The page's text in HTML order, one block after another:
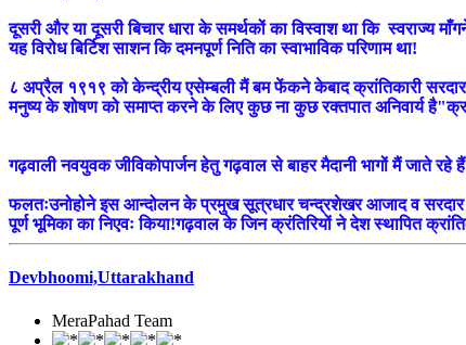
दूसरी और या दूसरी बिचार धारा के समर्थकों का विस्वाश था कि स्वराज्य
यह विरोध बिर्टिश साशन कि दमनपूर्ण निति का स्वाभाविक परिणाम था!
८ अप्रैल १९१९ को केन्द्रीय एसेम्बली मैं बम फेंकने केबाद क्रांतिकारी
मनुष्य के शोषण को समाप्त करने के लिए कुछ ना कुछ रक्तपात अनिवार्य
गढ़वाली नवयुवक जीविकोपार्जन हेतु गढ़वाल से बाहर मैदानी भागों मैं जाते रहे
फलतःउनोहोने इस आन्दोलन के प्रमुख सूत्रधार चन्द्रशेखर आजाद व सरदार
पूर्ण भूमिका का निएवः किया!गढ़वाल के जिन क्रंतिरियों ने देश स्थापित
Devbhoomi,Uttarakhand
MeraPahad Team